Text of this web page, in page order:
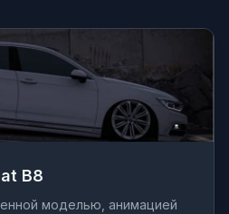
B8
моделью, анимацией